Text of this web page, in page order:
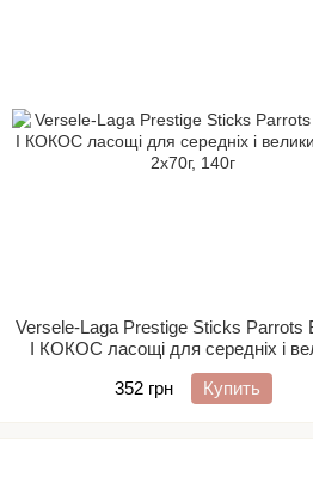
Versele-Laga Prestige Sticks
І КОКОС ласощі для середніх і
папуг 2х70г
352 грн
Купить